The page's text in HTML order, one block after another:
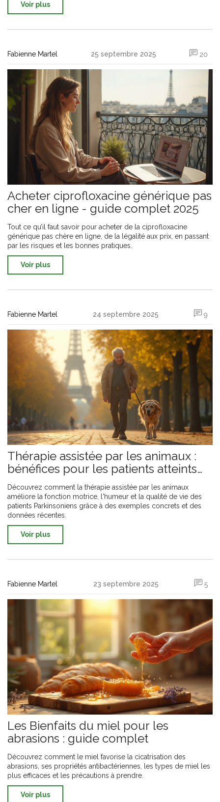
Voir plus
Fabienne Martel 25 septembre 2025 20
Acheter ciprofloxacine générique pas
cher en ligne - guide complet 2025
Tout ce qu’il faut savoir pour acheter de la ciprofloxacine
générique pas chère en ligne, de la légalité aux prix, en passant
par les risques et les bonnes pratiques.
Voir plus
Fabienne Martel 24 septembre 2025 9
Thérapie assistée par les animaux :
bénéfices pour les patients atteints
de Parkinson
Découvrez comment la thérapie assistée par les animaux
améliore la fonction motrice, l'humeur et la qualité de vie des
patients Parkinsoniens grâce à des exemples concrets et des
données récentes.
Voir plus
Fabienne Martel 23 septembre 2025 5
Les Bienfaits du miel pour les
abrasions : guide complet
Découvrez comment le miel favorise la cicatrisation des
abrasions, ses propriétés antibactériennes, les types de miel les
plus efficaces et les précautions à prendre.
Voir plus